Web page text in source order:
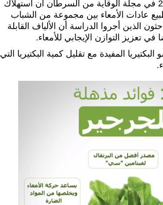
ووجدت دراسة نشرت عام 2015 في مجلة الوقاية من السرطان أن استهلاك
عادات الأمعاء بين مجموعة من الشباب
الذين أجروا الدراسة أن الألياف القابلة
تعزيز التوازن الإيجابي للأمعاء.
المفيدة مع تقليل كمية البكتيريا التي